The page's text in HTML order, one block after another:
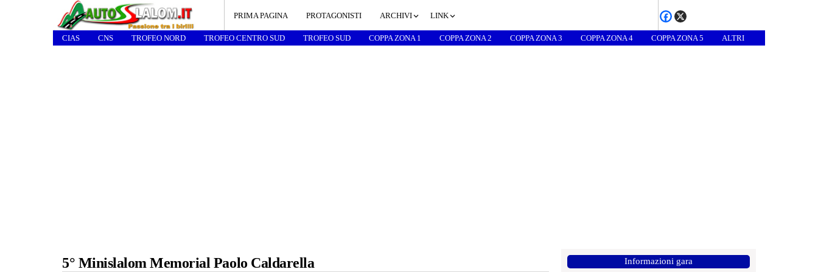
PRIMA PAGINA PROTAGONISTI ARCHIVI LINK
CIAS CNS TROFEO NORD TROFEO CENTRO SUD TROFEO SUD COPPA ZONA 1 COPPA ZONA 2 COPPA ZONA 3 COPPA ZONA 4 COPPA ZONA 5 ALTRI
5° Minislalom Memorial Paolo Caldarella
Informazioni gara